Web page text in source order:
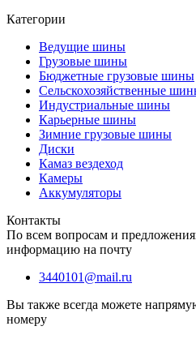
Категории
Ведущие шины
Грузовые шины
Бюджетные грузовые шины
Сельскохозяйственные
Индустриальные шины
Карьерные шины
Зимние грузовые шины
Диски
Камаз вездеход
Камеры
Аккумуляторы
Контакты
По всем вопросам и
информацию на почту
3440101@mail.ru
Вы также всегда можете
номеру